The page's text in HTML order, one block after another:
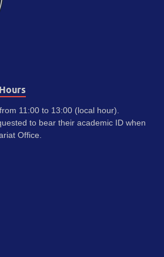
11:00 to 13:00 (local hour).
to bear their academic ID when
Office.